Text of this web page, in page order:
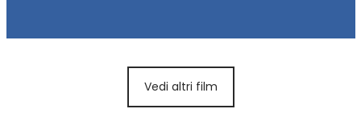
Vedi altri film